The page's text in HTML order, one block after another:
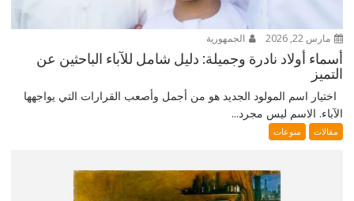
مارس 22, 2026 الجمهورية
أسماء أولاد نادرة وجميلة: دليل شامل للآباء الباحثين عن
التميز
اختيار اسم المولود الجديد هو من أجمل وأصعب القرارات التي يواجهها
الآباء. الاسم ليس مجرد...
مقالات منوعات